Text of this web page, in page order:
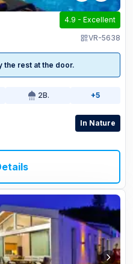
4.9 - Excellent
VR-5638
the rest at the door.
2B. +5
In Nature